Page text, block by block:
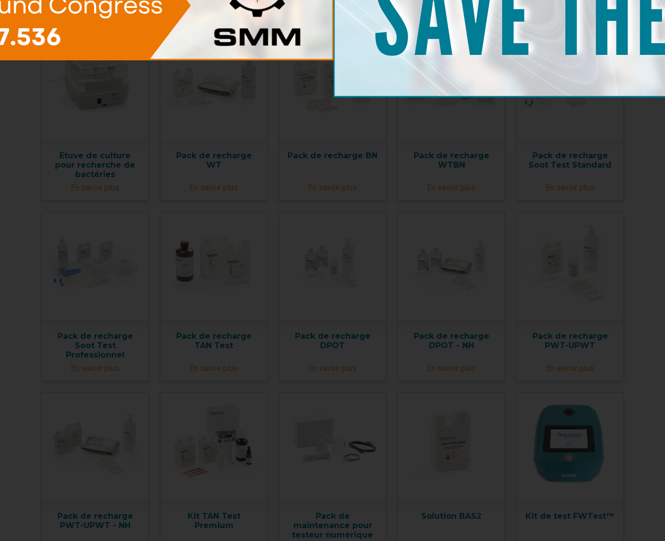
En savoir plus
En savoir plus En savoir plus
Etuve de culture
pour recherche de
bactéries
En savoir plus
Pack de recharge
WT
En savoir plus
Pack de recharge BN
En savoir plus
Pack de recharge
WTBN
En savoir plus
Pack de recharge
Soot Test Standard
En savoir plus
Pack de recharge
Soot Test
Professionnel
En savoir plus
Pack de recharge
TAN Test
En savoir plus
Pack de recharge
DPOT
En savoir plus
Pack de recharge
DPOT - NH
En savoir plus
Pack de recharge
PWT-UPWT
En savoir plus
Pack de recharge
PWT-UPWT - NH
Kit TAN Test
Premium
Pack de
maintenance pour
testeur numérique
Solution BAS2 Kit de test FWTest™